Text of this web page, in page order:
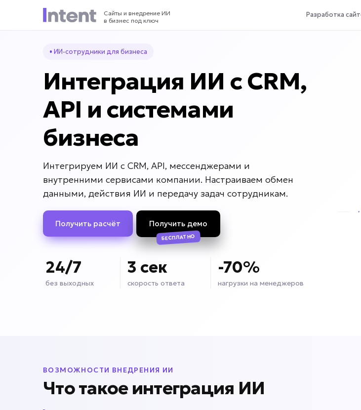
Сайты и внедрение ИИ
в бизнес под ключ
Разработка
• ИИ-сотрудники для бизнеса
Интеграция ИИ с CRM,
API и системами
бизнеса
Интегрируем ИИ с CRM, API, мессенджерами и
внутренними сервисами компании. Настраиваем обмен
данными, действия ИИ и передачу задач сотрудникам.
Получить расчёт Получить демо
БЕСПЛАТНО
24/7
без выходных
3 сек
скорость ответа
-70%
нагрузки на менеджеров
ВОЗМОЖНОСТИ ВНЕДРЕНИЯ ИИ
Что такое интеграция ИИ